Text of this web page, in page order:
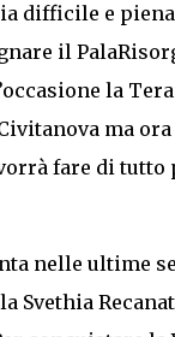
difficile e
il
la
ma
fare di tutto
nelle ultime
Svethia